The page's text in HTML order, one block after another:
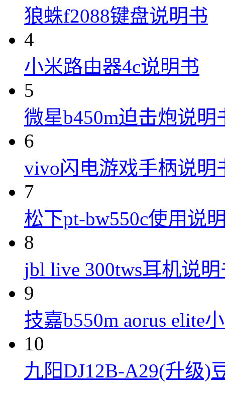
狼蛛f2088键盘说明书
4
小米路由器4c说明书
5
微星b450m迫击炮说明
6
vivo闪电游戏手柄说明
7
松下pt-bw550c使用说
8
jbl live 300tws耳机说
9
技嘉b550m aorus elite
10
九阳DJ12B-A29(升级)